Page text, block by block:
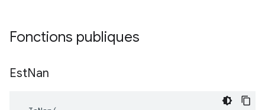
Fonctions publiques
EstNan